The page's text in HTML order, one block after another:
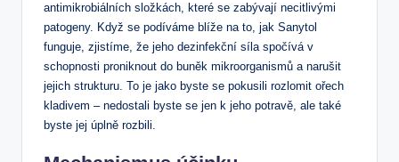
antimikrobiálních složkách, které se zabývají necitlivými
patogeny. Když se podíváme blíže na to, jak Sanytol
funguje, zjistíme, že jeho dezinfekční síla spočívá v
schopnosti proniknout do buněk mikroorganismů a narušit
jejich strukturu. To je jako byste se pokusili rozlomit ořech
kladivem – nedostali byste se jen k jeho potravě, ale také
byste jej úplně rozbili.